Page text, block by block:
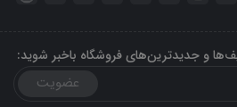
و جدیدترین‌های فروشگاه باخبر شوید:
عضویت